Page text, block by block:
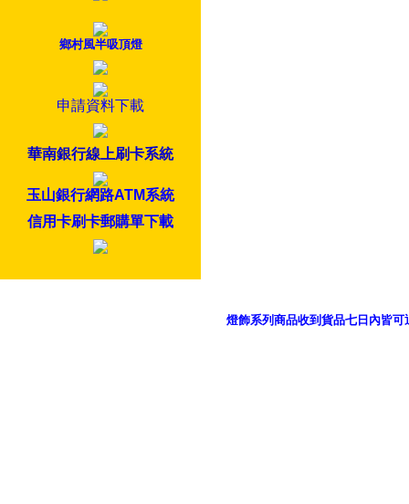
鄉村風半吸頂燈
申請資料下載
華南銀行線上刷卡系統
玉山銀行網路ATM系統
信用卡刷卡郵購單下載
燈飾系列商品收到貨品七日內皆